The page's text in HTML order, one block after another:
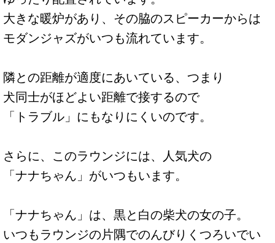
大きな暖炉があり、その脇のスピーカーからは
モダンジャズがいつも流れています。
隣との距離が適度にあいている、つまり
犬同士がほどよい距離で接するので
「トラブル」にもなりにくいのです。
さらに、このラウンジには、人気犬の
「ナナちゃん」がいつもいます。
「ナナちゃん」は、黒と白の柴犬の女の子。
いつもラウンジの片隅でのんびりくつろいでい